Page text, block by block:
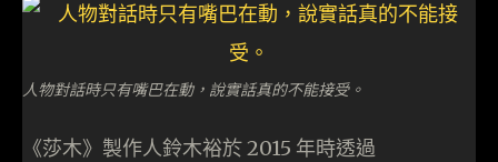
人物對話時只有嘴巴在動，說實話真的不能接受。
《莎木》製作人鈴木裕於 2015 年時透過